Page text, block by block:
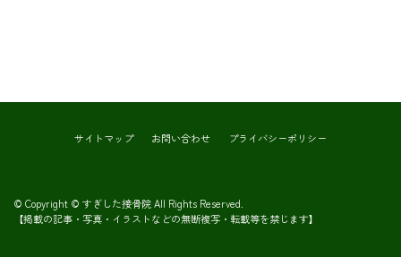
サイトマップ お問い合わせ プライバシーポリシー
© Copyright © すぎした接骨院 All Rights Reserved.
【掲載の記事・写真・イラストなどの無断複写・転載等を禁じます】